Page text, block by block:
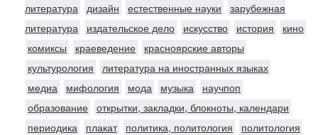
литература дизайн естественные науки
зарубежная
литература
издательское дело искусство история
кино
комиксы
краеведение
красноярские авторы
культурология
литература на иностранных языках
медиа
мифология мода музыка
научпоп
образование открытки, закладки, блокноты, календари
периодика
плакат политика, политология
политология